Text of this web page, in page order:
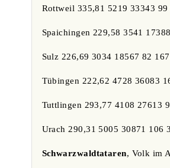
Rottweil 335,81 5219 33343
Spaichingen 229,58 3541
Sulz 226,69 3034 18567 82
Tübingen 222,62 4728 36083
Tuttlingen 293,77 4108 27613
Urach 290,31 5005 30871 106
Schwarzwaldtataren, Volk im